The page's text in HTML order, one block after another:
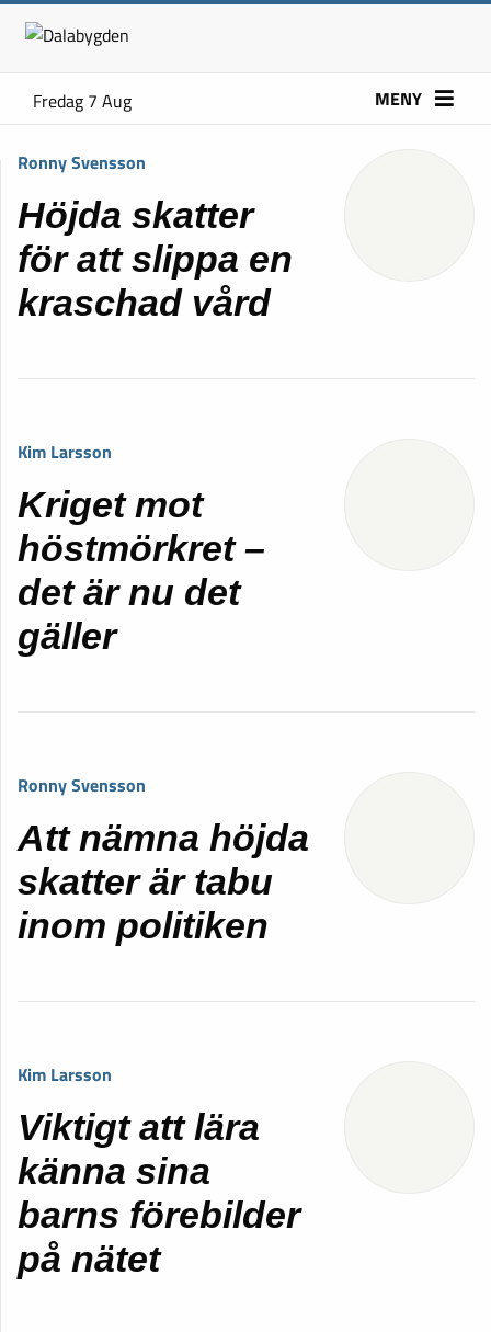
Fredag 7 Aug MENY
Ronny Svensson
Höjda skatter
för att slippa en
kraschad vård
Kim Larsson
Kriget mot
höstmörkret –
det är nu det
gäller
Ronny Svensson
Att nämna höjda
skatter är tabu
inom politiken
Kim Larsson
Viktigt att lära
känna sina
barns förebilder
på nätet